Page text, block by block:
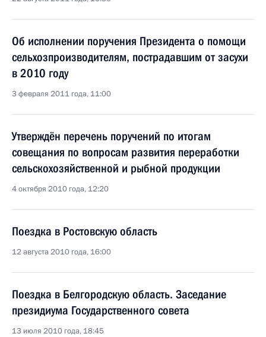
Об исполнении поручения Президента о помощи
сельхозпроизводителям, пострадавшим от засухи
в 2010 году
3 февраля 2011 года, 11:00
Утверждён перечень поручений по итогам
совещания по вопросам развития переработки
сельскохозяйственной и рыбной продукции
4 октября 2010 года, 12:20
Поездка в Ростовскую область
12 августа 2010 года, 16:00
Поездка в Белгородскую область. Заседание
президиума Государственного совета
13 июля 2010 года, 18:45